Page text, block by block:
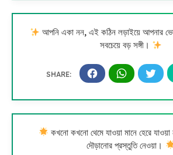
আপনি একা নন, এই কঠিন লড়াইয়ে আপনার
সবচেয়ে বড় সঙ্গী।
কখনো কখনো থেমে যাওয়া মানে হেরে
দৌড়ানোর প্রস্তুতি নেওয়া।